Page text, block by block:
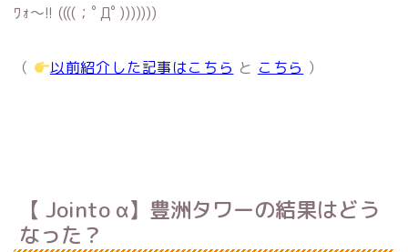
ﾜｫ〜!! ((((；ﾟДﾟ)))))))
（ 以前紹介した記事はこちら と こちら ）
【 Jointo α】豊洲タワーの結果はどう
なった？